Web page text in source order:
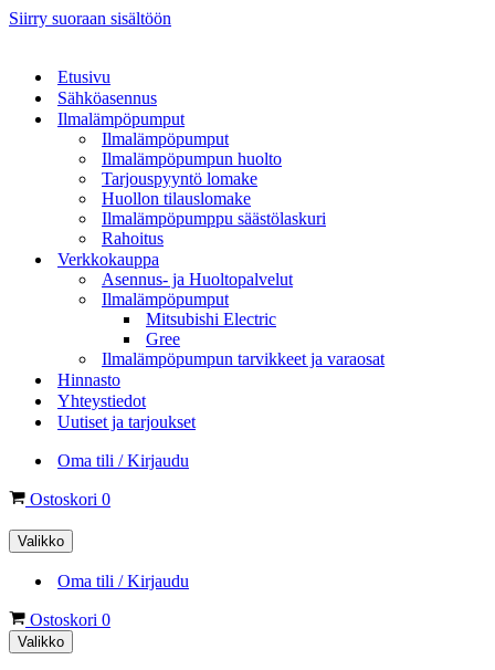
Siirry suoraan sisältöön
Etusivu
Sähköasennus
Ilmalämpöpumput
Ilmalämpöpumput
Ilmalämpöpumpun huolto
Tarjouspyyntö lomake
Huollon tilauslomake
Ilmalämpöpumppu säästölaskuri
Rahoitus
Verkkokauppa
Asennus- ja Huoltopalvelut
Ilmalämpöpumput
Mitsubishi Electric
Gree
Ilmalämpöpumpun tarvikkeet ja varaosat
Hinnasto
Yhteystiedot
Uutiset ja tarjoukset
Oma tili / Kirjaudu
Ostoskori 0
Valikko
Oma tili / Kirjaudu
Ostoskori 0
Valikko